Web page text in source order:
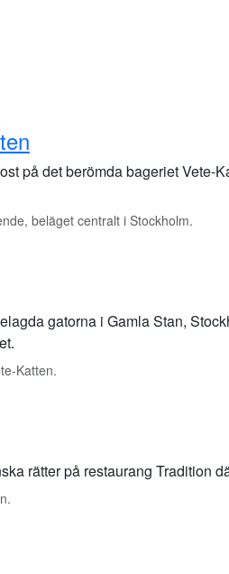
på det berömda bageriet Vete-
beläget centralt i Stockholm.
gatorna i Gamla Stan,
Katten.
rätter på restaurang Tradition